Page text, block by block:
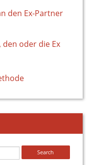
den Ex-Partner
den oder die Ex